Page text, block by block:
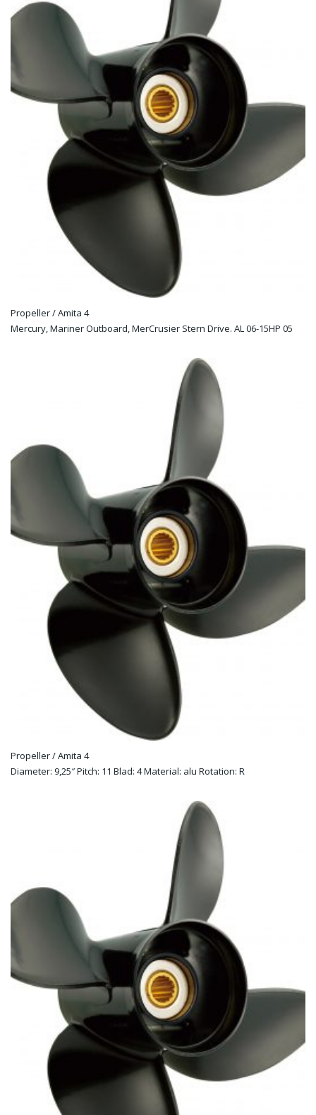
Propeller / Amita 4
Mercury, Mariner Outboard, MerCrusier Stern Drive. AL 06-15HP 05
Propeller / Amita 4
Diameter: 9,25″ Pitch: 11 Blad: 4 Material: alu Rotation: R